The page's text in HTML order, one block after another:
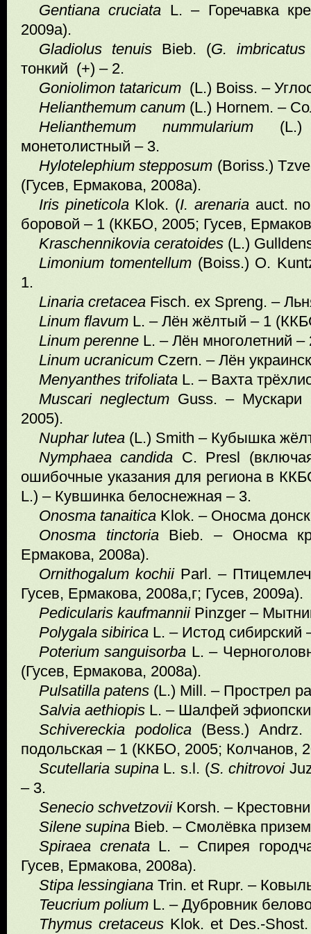
Gentiana cruciata L. – Горечавка
2009а).
Gladiolus tenuis Bieb. (G.
тонкий (+) – 2.
Goniolimon tataricum (L.) Boiss. –
Helianthemum canum (L.) Hornem. –
Helianthemum nummularium (L.)
монетолистный – 3.
Hylotelephium stepposum (Boriss.)
(Гусев, Ермакова, 2008а).
Iris pineticola Klok. (I. arenaria auct.
боровой – 1 (ККБО, 2005; Гусев,
Kraschennikovia ceratoides (L.)
Limonium tomentellum (Boiss.) O.
1.
Linaria cretacea Fisch. ex Spreng. –
Linum flavum L. – Лён жёлтый – 1
Linum perenne L. – Лён многолетний –
Linum ucranicum Czern. – Лён
Menyanthes trifoliata L. – Вахта
Muscari neglectum Guss. –
2005).
Nuphar lutea (L.) Smith – Кубышка
Nymphaea candida C. Presl
ошибочные указания для региона в
L.) – Кувшинка белоснежная – 3.
Onosma tanaitica Klok. – Оносма
Onosma
tinctoria
Bieb. – Оносма
Ермакова, 2008а).
Ornithogalum kochii Parl. –
Гусев, Ермакова, 2008а,г; Гусев, 2009а).
Pedicularis kaufmanniiPinzger –
Polygala sibirica L. – Истод сибирский
Poterium sanguisorba L. –
(Гусев, Ермакова, 2008а).
Pulsatilla patens (L.) Mill. – Прострел
Salvia aethiopis L. – Шалфей
Schivereckia podolica(Bess.) Andrz.
подольская – 1 (ККБО, 2005; Колчанов,
Scutellaria supinaL. s.l. (S.chitrovoi
– 3.
Senecio schvetzoviiKorsh. –
Silene supina Bieb. – Смолёвка
Spiraea crenata L. – Спирея
Гусев, Ермакова, 2008а).
Stipa lessingiana Trin. et Rupr. –
Teucrium polium L. – Дубровник
Thymus cretaceusKlok. et Des.-